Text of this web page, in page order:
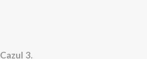
Cazul 3.